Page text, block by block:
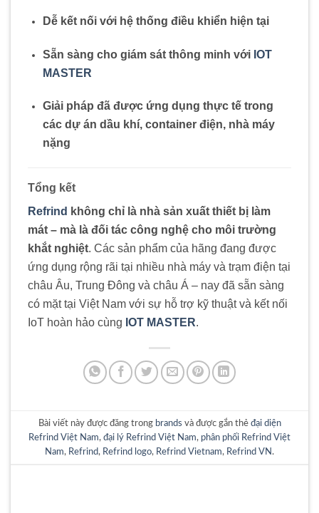
Dễ kết nối với hệ thống điều khiển hiện tại
Sẵn sàng cho giám sát thông minh với IOT
MASTER
Giải pháp đã được ứng dụng thực tế trong
các dự án dầu khí, container điện, nhà máy
nặng
Tổng kết
Refrind không chỉ là nhà sản xuất thiết bị làm
mát – mà là đối tác công nghệ cho môi trường
khắt nghiệt. Các sản phẩm của hãng đang được
ứng dụng rộng rãi tại nhiều nhà máy và trạm điện tại
châu Âu, Trung Đông và châu Á – nay đã sẵn sàng
có mặt tại Việt Nam với sự hỗ trợ kỹ thuật và kết nối
IoT hoàn hảo cùng IOT MASTER.
Bài viết này được đăng trong brands và được gắn thẻ đại diện
Refrind Việt Nam, đại lý Refrind Việt Nam, phân phối Refrind Việt
Nam, Refrind, Refrind logo, Refrind Vietnam, Refrind VN .